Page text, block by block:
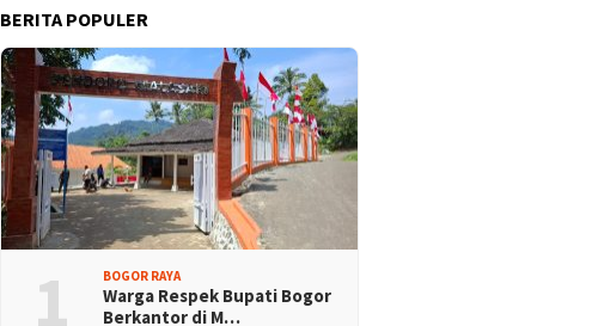
BERITA POPULER
1 BOGOR RAYA
Warga Respek Bupati Bogor
Berkantor di M…